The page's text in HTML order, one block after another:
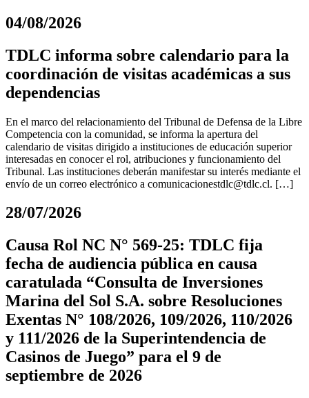
04/08/2026
TDLC informa sobre calendario para la
coordinación de visitas académicas a sus
dependencias
En el marco del relacionamiento del Tribunal de Defensa de la Libre
Competencia con la comunidad, se informa la apertura del
calendario de visitas dirigido a instituciones de educación superior
interesadas en conocer el rol, atribuciones y funcionamiento del
Tribunal. Las instituciones deberán manifestar su interés mediante el
envío de un correo electrónico a comunicacionestdlc@tdlc.cl. […]
28/07/2026
Causa Rol NC N° 569-25: TDLC fija
fecha de audiencia pública en causa
caratulada “Consulta de Inversiones
Marina del Sol S.A. sobre Resoluciones
Exentas N° 108/2026, 109/2026, 110/2026
y 111/2026 de la Superintendencia de
Casinos de Juego” para el 9 de
septiembre de 2026